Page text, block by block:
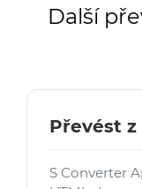
Další
Převést z
S Converter